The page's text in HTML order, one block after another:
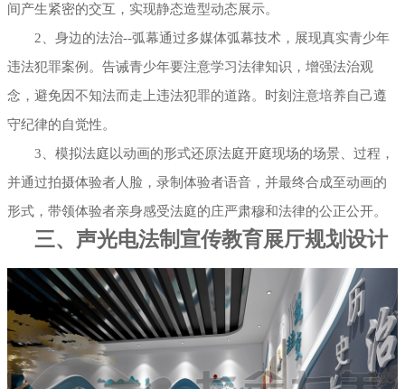
间产生紧密的交互，实现静态造型动态展示。
2、身边的法治--弧幕通过多媒体弧幕技术，展现真实青少年
违法犯罪案例。告诫青少年要注意学习法律知识，增强法治观
念，避免因不知法而走上违法犯罪的道路。时刻注意培养自己遵
守纪律的自觉性。
3、模拟法庭以动画的形式还原法庭开庭现场的场景、过程，
并通过拍摄体验者人脸，录制体验者语音，并最终合成至动画的
形式，带领体验者亲身感受法庭的庄严肃穆和法律的公正公开。
三、声光电法制宣传教育展厅规划设计